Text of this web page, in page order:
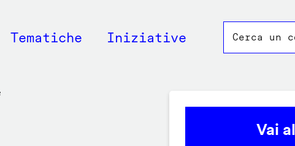
Main
Tematiche Iniziative
Vai